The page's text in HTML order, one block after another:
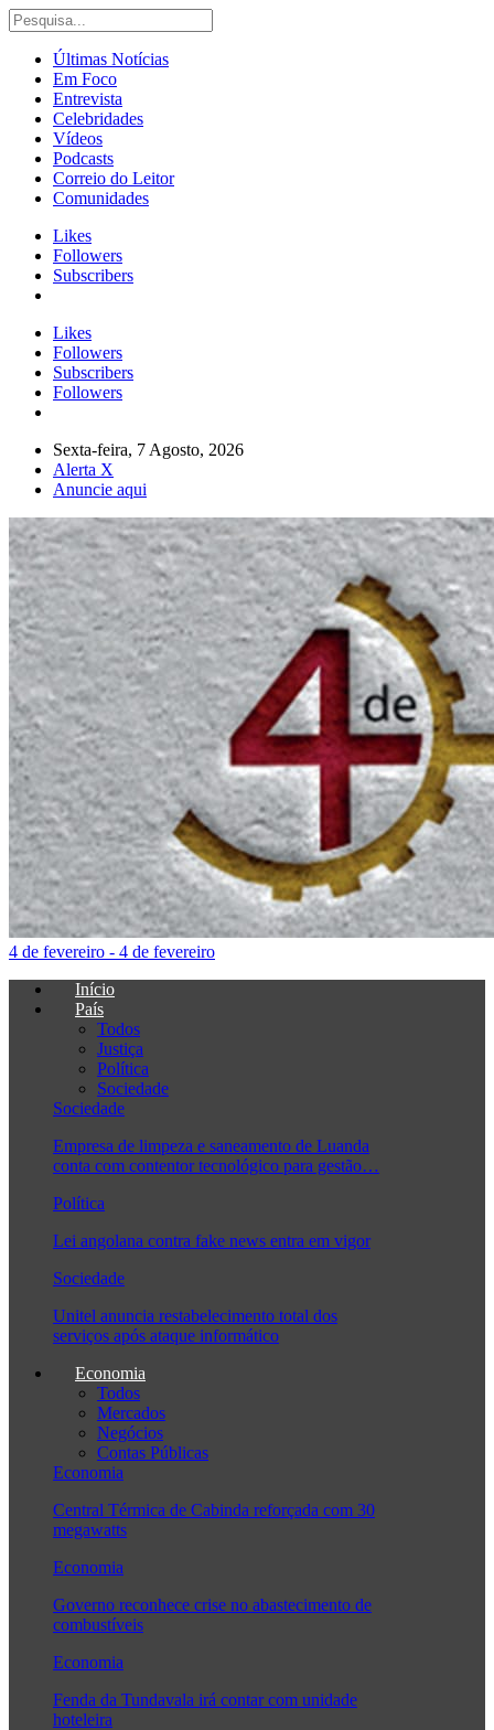
Últimas Notícias
Em Foco
Entrevista
Celebridades
Vídeos
Podcasts
Correio do Leitor
Comunidades
Likes
Followers
Subscribers
Likes
Followers
Subscribers
Followers
Sexta-feira, 7 Agosto, 2026
Alerta X
Anuncie aqui
4 de fevereiro - 4 de fevereiro
Início
País
Todos
Justiça
Política
Sociedade
Sociedade
Empresa de limpeza e saneamento de Luanda
conta com contentor tecnológico para gestão…
Política
Lei angolana contra fake news entra em vigor
Sociedade
Unitel anuncia restabelecimento total dos
serviços após ataque informático
Economia
Todos
Mercados
Negócios
Contas Públicas
Economia
Central Térmica de Cabinda reforçada com 30
megawatts
Economia
Governo reconhece crise no abastecimento de
combustíveis
Economia
Fenda da Tundavala irá contar com unidade
hoteleira